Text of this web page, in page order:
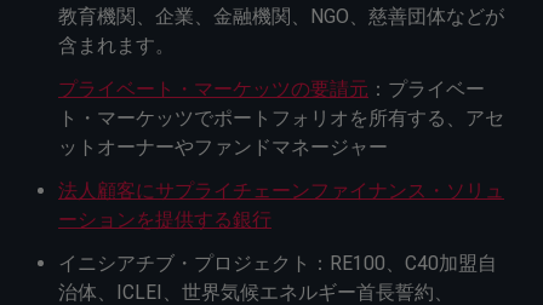
教育機関、企業、金融機関、NGO、慈善団体などが
含まれます。
プライベート・マーケッツの要請元 ：プライベー
ト・マーケッツでポートフォリオを所有する、アセ
ットオーナーやファンドマネージャー
法人顧客にサプライチェーンファイナンス・ソリュ
ーションを提供する銀行
イニシアチブ・プロジェクト：RE100、C40加盟自
治体、ICLEI、世界気候エネルギー首長誓約、